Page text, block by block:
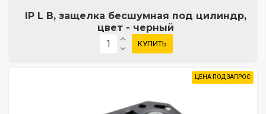
IP L B, защелка бесшумная под цилиндр,
цвет - черный
КУПИТЬ
ЦЕНА ПОД ЗАПРОС